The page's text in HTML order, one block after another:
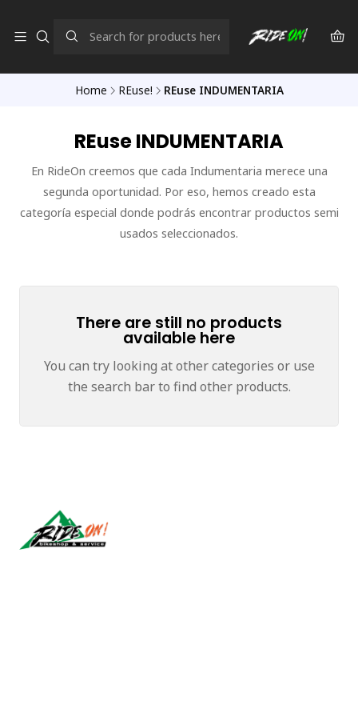
Home REuse! REuse INDUMENTARIA
REuse INDUMENTARIA
En RideOn creemos que cada Indumentaria merece una
segunda oportunidad. Por eso, hemos creado esta
categoría especial donde podrás encontrar productos semi
usados seleccionados.
There are still no products
available here
You can try looking at other categories or use
the search bar to find other products.